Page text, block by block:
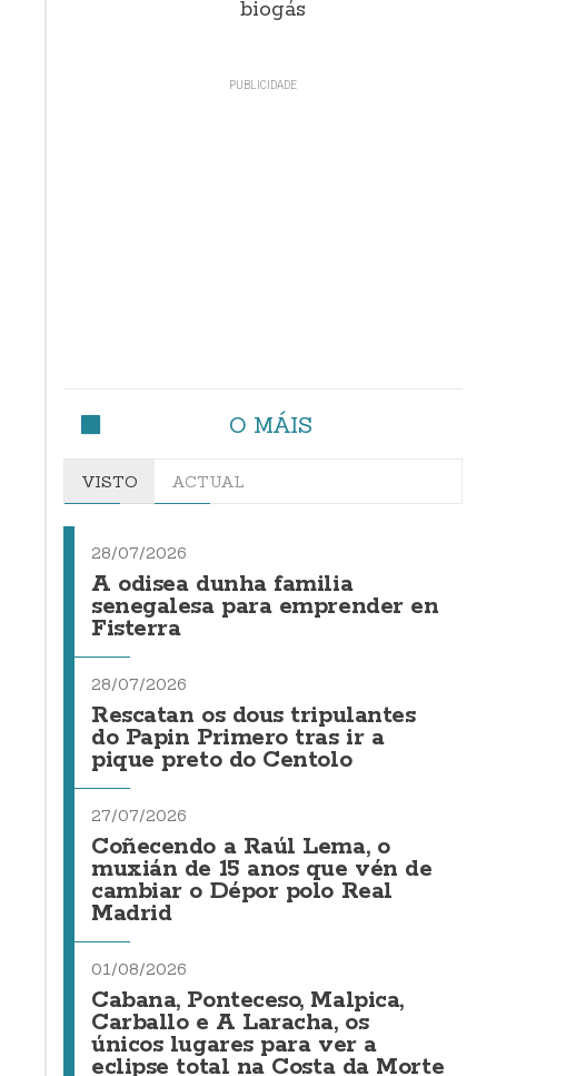
biogás
O MÁIS
VISTO ACTUAL
28/07/2026
A odisea dunha familia
senegalesa para emprender en
Fisterra
28/07/2026
Rescatan os dous tripulantes
do Papin Primero tras ir a
pique preto do Centolo
27/07/2026
Coñecendo a Raúl Lema, o
muxián de 15 anos que vén de
cambiar o Dépor polo Real
Madrid
01/08/2026
Cabana, Ponteceso, Malpica,
Carballo e A Laracha, os
únicos lugares para ver a
eclipse total na Costa da Morte